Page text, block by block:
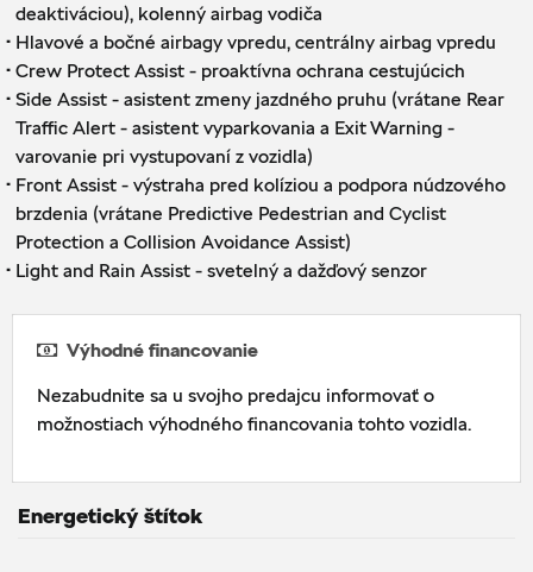
deaktiváciou), kolenný airbag vodiča
· Hlavové a bočné airbagy vpredu, centrálny airbag vpredu
· Crew Protect Assist - proaktívna ochrana cestujúcich
· Side Assist - asistent zmeny jazdného pruhu (vrátane Rear
Traffic Alert - asistent vyparkovania a Exit Warning -
varovanie pri vystupovaní z vozidla)
· Front Assist - výstraha pred kolíziou a podpora núdzového
brzdenia (vrátane Predictive Pedestrian and Cyclist
Protection a Collision Avoidance Assist)
· Light and Rain Assist - svetelný a dažďový senzor
Výhodné financovanie
Nezabudnite sa u svojho predajcu informovať o
možnostiach výhodného financovania tohto vozidla.
Energetický štítok